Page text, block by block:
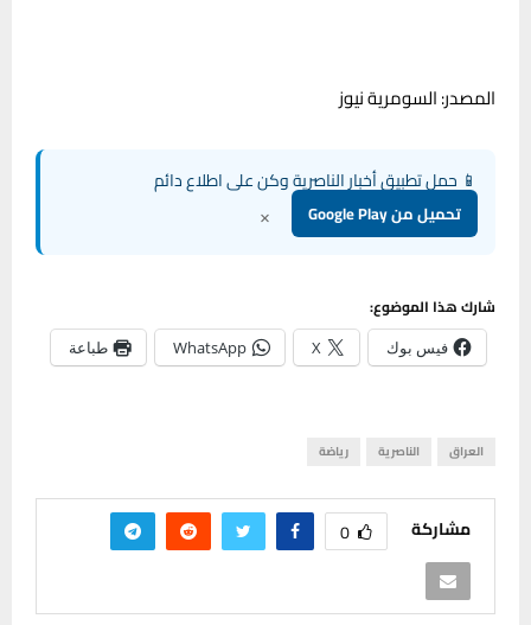
المصدر: السومرية نيوز
📱 حمل تطبيق أخبار الناصرية وكن على اطلاع دائم
تحميل من Google Play ×
شارك هذا الموضوع:
فيس بوك X
WhatsApp طباعة
العراق الناصرية رياضة
مشاركة 0